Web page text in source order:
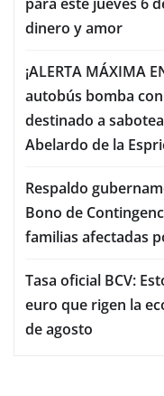
dinero y amor
¡ALERTA MÁXIMA
autobús bomba
destinado a
Abelardo de la
Respaldo
Bono de
familias afectadas
Tasa oficial BCV:
euro que rigen la
de agosto